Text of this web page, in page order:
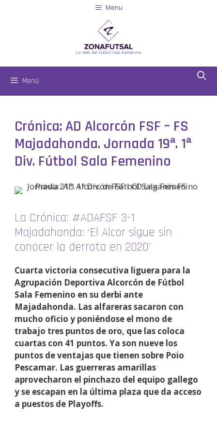
Menu
Menú
Crónica: AD Alcorcón FSF – FS
Majadahonda. Jornada 19ª. 1ª
Div. Fútbol Sala Femenino
La Crónica: #ADAFSF 3-1
Majadahonda: ‘El Alcor sigue sin
conocer la derrota en 2020’
Cuarta victoria consecutiva liguera para la
Agrupación Deportiva Alcorcón de Fútbol
Sala Femenino en su derbi ante
Majadahonda. Las alfareras sacaron con
mucho oficio y poniéndose el mono de
trabajo tres puntos de oro, que las coloca
cuartas con 41 puntos. Ya son nueve los
puntos de ventajas que tienen sobre Poio
Pescamar. Las guerreras amarillas
aprovecharon el pinchazo del equipo gallego
y se escapan en la última plaza que da acceso
a puestos de Playoffs.